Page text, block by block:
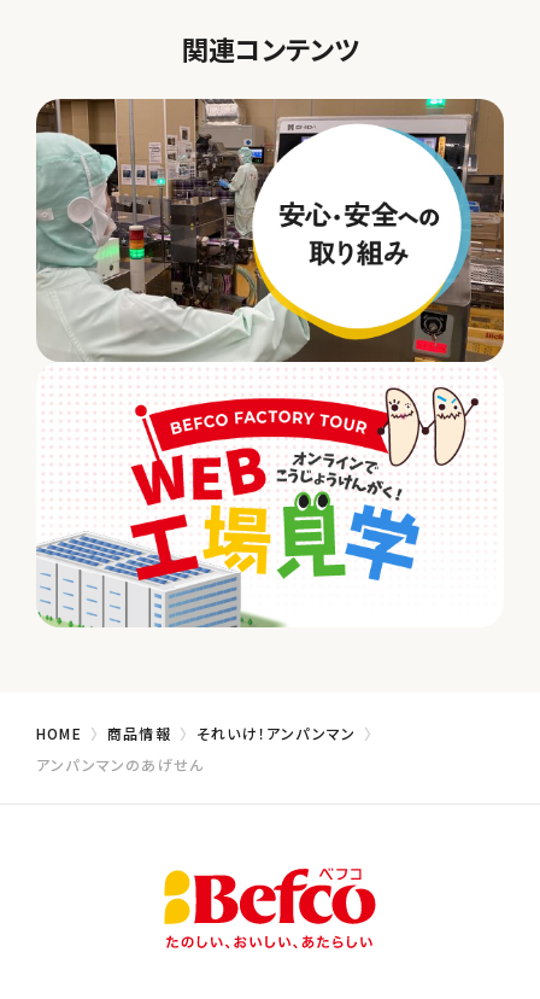
関連コンテンツ
HOME 商品情報
それいけ！アンパンマン
アンパンマンのあげせん